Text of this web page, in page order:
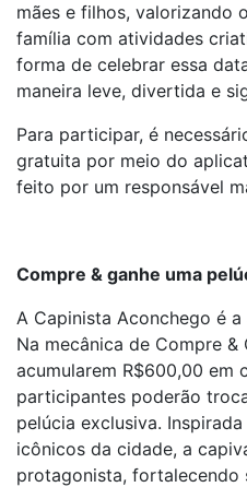
mães e filhos, valorizando
família com atividades
forma de celebrar essa
maneira leve, divertida e
Para participar, é
gratuita por meio do
feito por um responsável
Compre & ganhe uma
A Capinista Aconchego é
Na mecânica de Compre &
acumularem R$600,00 em
participantes poderão
pelúcia exclusiva.
icônicos da cidade, a
protagonista, fortalecendo